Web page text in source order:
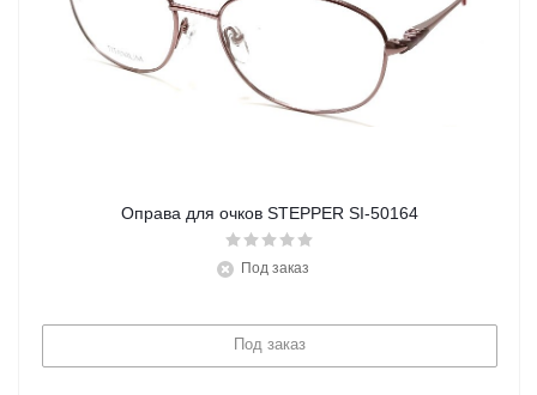
Оправа для очков STEPPER SI-50164
Под заказ
Под заказ